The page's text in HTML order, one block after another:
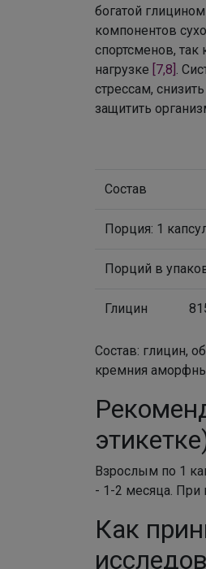
богатой
компонентов
спортсменов,
нагрузке [7,8]
.
стрессам,
защитить
Состав
Порция: 1
Порций в
Глицин
Состав: глицин,
кремния
Взрослым по 1
- 1-2 месяца. При
Как